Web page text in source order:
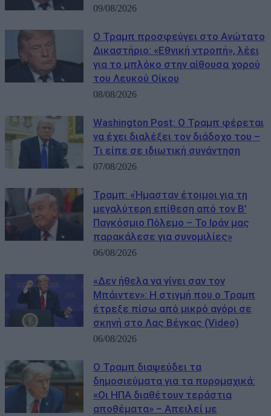
09/08/2026
Ο Τραμπ προσφεύγει στο Ανώτατο
Δικαστήριο: «Εθνική ντροπή», λέει
για το μπλόκο στην αίθουσα χορού
του Λευκού Οίκου
08/08/2026
Washington Post: Ο Τραμπ φέρεται
να έχει διαλέξει τον διάδοχο του –
Τι είπε σε ιδιωτική συνάντηση
07/08/2026
Τραμπ: «Ήμασταν έτοιμοι για τη
μεγαλύτερη επίθεση από τον Β’
Παγκόσμιο Πόλεμο – Το Ιράν μας
παρακάλεσε για συνομιλίες»
06/08/2026
«Δεν ήθελα να γίνει σαν τον
Μπάιντεν»: Η στιγμή που ο Τραμπ
έτρεξε πίσω από μικρό αγόρι σε
σκηνή στο Λας Βέγκας (Video)
06/08/2026
Ο Τραμπ διαψεύδει τα
δημοσιεύματα για τα πυρομαχικά:
«Οι ΗΠΑ διαθέτουν τεράστια
αποθέματα» – Απειλεί με